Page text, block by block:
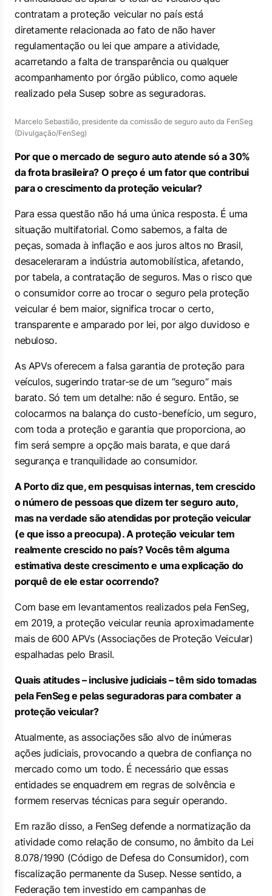
contratam a proteção veicular no país está
diretamente relacionada ao fato de não haver
regulamentação ou lei que ampare a atividade,
acarretando a falta de transparência ou qualquer
acompanhamento por órgão público, como aquele
realizado pela Susep sobre as seguradoras.
Marcelo Sebastião, presidente da comissão de seguro auto da FenSeg
(Divulgação/FenSeg)
Por que o mercado de seguro auto atende só a 30%
da frota brasileira? O preço é um fator que contribui
para o crescimento da proteção veicular?
Para essa questão não há uma única resposta. É uma
situação multifatorial. Como sabemos, a falta de
peças, somada à inflação e aos juros altos no Brasil,
desaceleraram a indústria automobilística, afetando,
por tabela, a contratação de seguros. Mas o risco que
o consumidor corre ao trocar o seguro pela proteção
veicular é bem maior, significa trocar o certo,
transparente e amparado por lei, por algo duvidoso e
nebuloso.
As APVs oferecem a falsa garantia de proteção para
veículos, sugerindo tratar-se de um “seguro” mais
barato. Só tem um detalhe: não é seguro. Então, se
colocarmos na balança do custo-benefício, um seguro,
com toda a proteção e garantia que proporciona, ao
fim será sempre a opção mais barata, e que dará
segurança e tranquilidade ao consumidor.
A Porto diz que, em pesquisas internas, tem crescido
o número de pessoas que dizem ter seguro auto,
mas na verdade são atendidas por proteção veicular
(e que isso a preocupa). A proteção veicular tem
realmente crescido no país? Vocês têm alguma
estimativa deste crescimento e uma explicação do
porquê de ele estar ocorrendo?
Com base em levantamentos realizados pela FenSeg,
em 2019, a proteção veicular reunia aproximadamente
mais de 600 APVs (Associações de Proteção Veicular)
espalhadas pelo Brasil.
Quais atitudes – inclusive judiciais – têm sido tomadas
pela FenSeg e pelas seguradoras para combater a
proteção veicular?
Atualmente, as associações são alvo de inúmeras
ações judiciais, provocando a quebra de confiança no
mercado como um todo. É necessário que essas
entidades se enquadrem em regras de solvência e
formem reservas técnicas para seguir operando.
Em razão disso, a FenSeg defende a normatização da
atividade como relação de consumo, no âmbito da Lei
8.078/1990 (Código de Defesa do Consumidor), com
fiscalização permanente da Susep. Nesse sentido, a
Federação tem investido em campanhas de